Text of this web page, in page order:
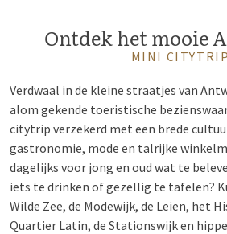
Ontdek het mooie
MINI CITYTRIP
Verdwaal in de kleine straatjes van
alom gekende toeristische
citytrip verzekerd met een brede
gastronomie, mode en talrijke
dagelijks voor jong en oud wat te
iets te drinken of gezellig te tafelen?
Wilde Zee, de Modewijk, de Leien, het
Quartier Latin, de Stationswijk en